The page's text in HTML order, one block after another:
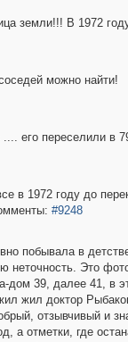
земли!!! В 1972
можно найти!
его переселили в
в 1972 году до
#9248
побывала в
неточность. Это
дом 39, далее 41,
жил доктор
отзывчивый и
а отметки, где